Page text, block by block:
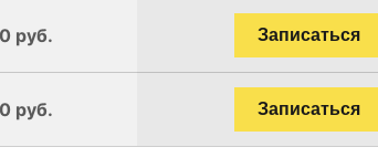
руб. Записаться
руб. Записаться